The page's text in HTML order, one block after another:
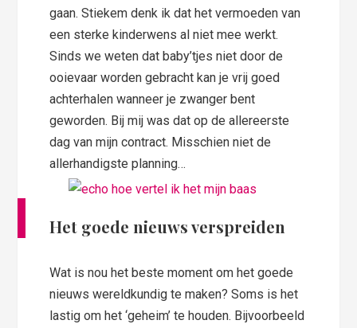
gaan. Stiekem denk ik dat het vermoeden van
een sterke kinderwens al niet mee werkt.
Sinds we weten dat baby’tjes niet door de
ooievaar worden gebracht kan je vrij goed
achterhalen wanneer je zwanger bent
geworden. Bij mij was dat op de allereerste
dag van mijn contract. Misschien niet de
allerhandigste planning…
Het goede nieuws verspreiden
Wat is nou het beste moment om het goede
nieuws wereldkundig te maken? Soms is het
lastig om het ‘geheim’ te houden. Bijvoorbeeld